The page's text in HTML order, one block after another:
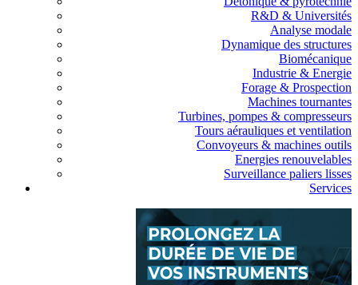
R&D & Universités
Analyse modale
Dynamique des structures
Biomécanique
Industrie & Energie
Forage & Prospection
Machines tournantes
Turbines, pompes & compresseurs
Tours aérauliques et ventilation
Convoyeurs & machines outils
Energies renouvelables
Surveillance paliers lisses
Services